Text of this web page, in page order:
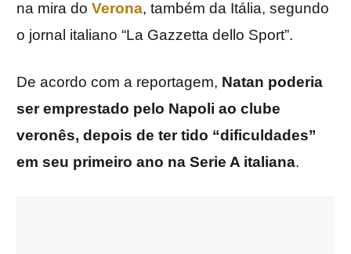
na mira do Verona, também da Itália, segundo
o jornal italiano “La Gazzetta dello Sport”.
De acordo com a reportagem, Natan poderia
ser emprestado pelo Napoli ao clube
veronês, depois de ter tido “dificuldades”
em seu primeiro ano na Serie A italiana.